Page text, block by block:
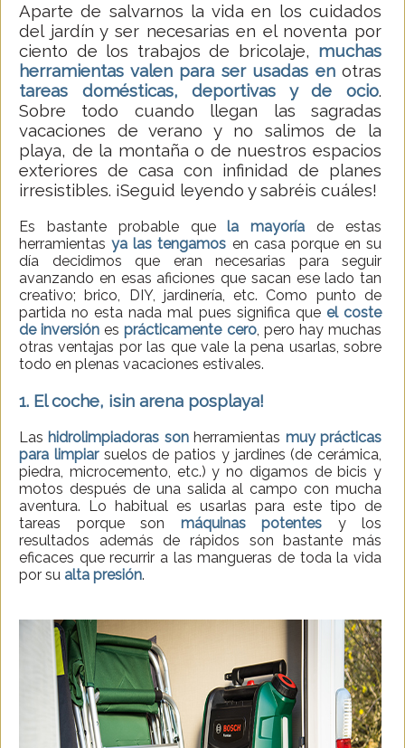
Aparte de salvarnos la vida en los cuidados
del jardín y ser necesarias en el noventa por
ciento de los trabajos de bricolaje, muchas
herramientas valen para ser usadas enotras
tareas
domésticas, deportivas y de ocio.
Sobre todo cuando llegan las sagradas
vacaciones de verano y no salimos de la
playa, de la montaña o de nuestros espacios
exteriores de casa con infinidad de planes
irresistibles. ¡Seguid leyendo y sabréis cuáles!
Es bastante probable quela mayoría de estas
herramientasya las tengamos en casa porque en su
día decidimos que eran necesarias para seguir
avanzando en esas aficiones que sacan ese lado tan
creativo; brico, DIY, jardinería, etc. Como punto de
partida no esta nada mal pues significa que el coste
de inversión esprácticamente cero, pero hay muchas
otras ventajas por las que vale la pena usarlas, sobre
todo en plenas vacaciones estivales.
1. El coche, ¡sin arena posplaya!
Las hidrolimpiadoras sonherramientas muy prácticas
para limpiarsuelos de patios y jardines (de cerámica,
piedra, microcemento, etc.) y no digamos de bicis y
motos después de una salida al campo con mucha
aventura. Lo habitual es usarlas para este tipo de
tareas porque son máquinas potentes y los
resultados además de rápidos son bastante más
eficaces que recurrir a las mangueras de toda la vida
por su alta presión.